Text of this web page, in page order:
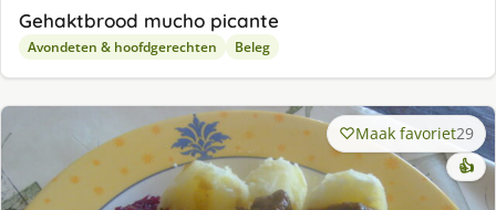
Gehaktbrood mucho picante
Avondeten & hoofdgerechten Beleg
Maak favoriet29
👍